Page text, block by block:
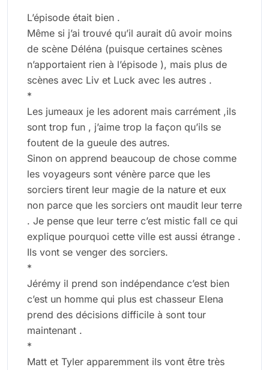
L’épisode était bien .
Même si j’ai trouvé qu’il aurait dû avoir moins
de scène Déléna (puisque certaines scènes
n’apportaient rien à l’épisode ), mais plus de
scènes avec Liv et Luck avec les autres .
*
Les jumeaux je les adorent mais carrément ,ils
sont trop fun , j’aime trop la façon qu’ils se
foutent de la gueule des autres.
Sinon on apprend beaucoup de chose comme
les voyageurs sont vénère parce que les
sorciers tirent leur magie de la nature et eux
non parce que les sorciers ont maudit leur terre
. Je pense que leur terre c’est mistic fall ce qui
explique pourquoi cette ville est aussi étrange .
Ils vont se venger des sorciers.
*
Jérémy il prend son indépendance c’est bien
c’est un homme qui plus est chasseur Elena
prend des décisions difficile à sont tour
maintenant .
*
Matt et Tyler apparemment ils vont être très